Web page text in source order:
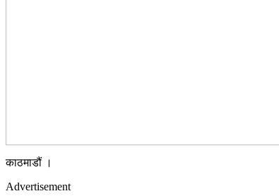
काठमाडौं ।
Advertisement